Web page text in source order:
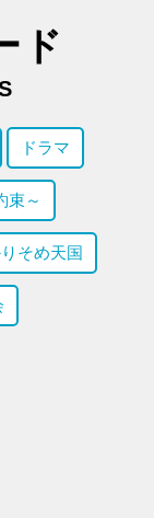
ド
ドラマ
束～
そめ天国